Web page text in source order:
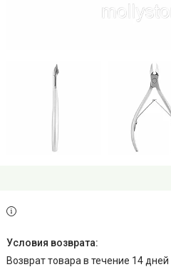
возврат товара в течение 14 дней